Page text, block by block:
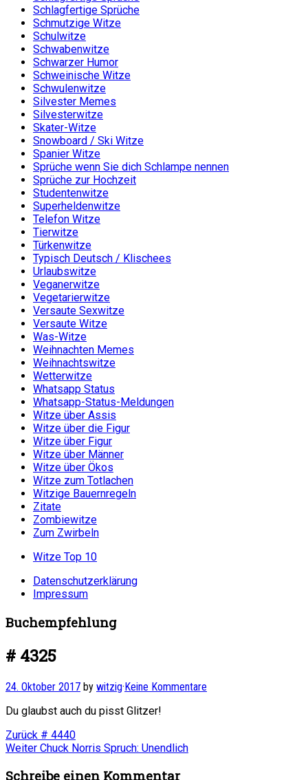
Schlagfertige Sprüche
Schmutzige Witze
Schulwitze
Schwabenwitze
Schwarzer Humor
Schweinische Witze
Schwulenwitze
Silvester Memes
Silvesterwitze
Skater-Witze
Snowboard / Ski Witze
Spanier Witze
Sprüche wenn Sie dich Schlampe nennen
Sprüche zur Hochzeit
Studentenwitze
Superheldenwitze
Telefon Witze
Tierwitze
Türkenwitze
Typisch Deutsch / Klischees
Urlaubswitze
Veganerwitze
Vegetarierwitze
Versaute Sexwitze
Versaute Witze
Was-Witze
Weihnachten Memes
Weihnachtswitze
Wetterwitze
Whatsapp Status
Whatsapp-Status-Meldungen
Witze über Assis
Witze über die Figur
Witze über Figur
Witze über Männer
Witze über Ökos
Witze zum Totlachen
Witzige Bauernregeln
Zitate
Zombiewitze
Zum Zwirbeln
Witze Top 10
Datenschutzerklärung
Impressum
Buchempfehlung
# 4325
24. Oktober 2017 by witzig·Keine Kommentare
Du glaubst auch du pisst Glitzer!
Beitragsnavigation
Zurück Vorheriger
Beitrag:
# 4440
Weiter Nächster
Chuck Norris Spruch: Unendlich
Schreibe einen Kommentar